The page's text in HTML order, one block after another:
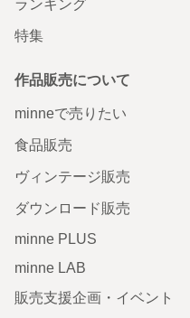
ランキング
特集
作品販売について
minneで売りたい
食品販売
ヴィンテージ販売
ダウンロード販売
minne PLUS
minne LAB
販売支援企画・イベント